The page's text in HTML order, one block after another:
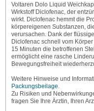
Voltaren Dolo Liquid
Wirkstoff Diclofenac, der
wirkt. Diclofenac hemmt die
körpereigenen Substanzen,
verursachen. Dank der
Diclofenac schnell vom
15 Minuten die betroffenen
ermöglicht eine rasche
Bewegungsfreiheit
Weitere Hinweise und
Packungsbeilage
Zu Risiken und
fragen Sie Ihre Ärztin, Ihren